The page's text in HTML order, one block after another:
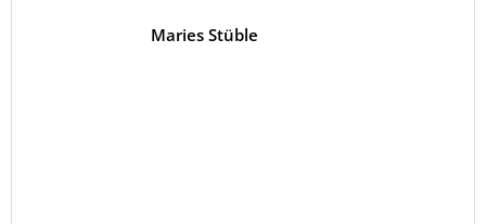
Maries Stüble